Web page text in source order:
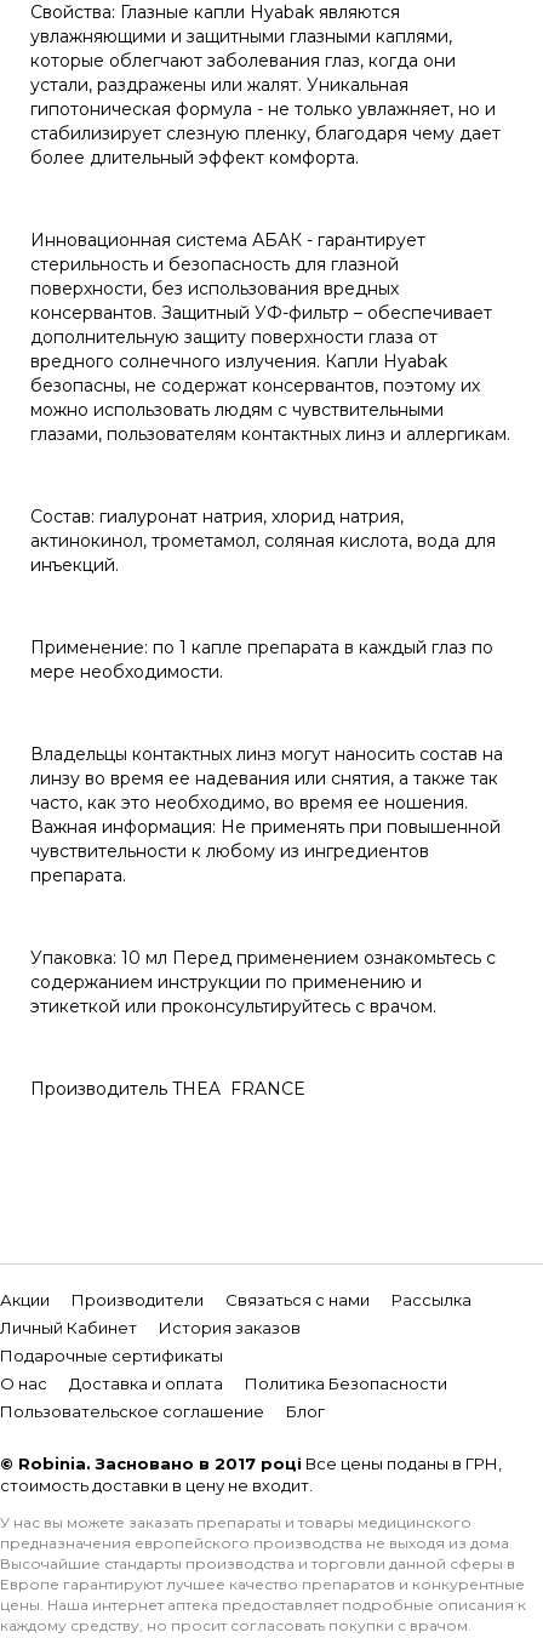
Свойства: Глазные капли Hyabak являются
увлажняющими и защитными глазными каплями,
которые облегчают заболевания глаз, когда они
устали, раздражены или жалят. Уникальная
гипотоническая формула - не только увлажняет, но и
стабилизирует слезную пленку, благодаря чему дает
более длительный эффект комфорта.
Инновационная система АБАК - гарантирует
стерильность и безопасность для глазной
поверхности, без использования вредных
консервантов. Защитный УФ-фильтр – обеспечивает
дополнительную защиту поверхности глаза от
вредного солнечного излучения. Капли Hyabak
безопасны, не содержат консервантов, поэтому их
можно использовать людям с чувствительными
глазами, пользователям контактных линз и аллергикам.
Состав: гиалуронат натрия, хлорид натрия,
актинокинол, трометамол, соляная кислота, вода для
инъекций.
Применение: по 1 капле препарата в каждый глаз по
мере необходимости.
Владельцы контактных линз могут наносить состав на
линзу во время ее надевания или снятия, а также так
часто, как это необходимо, во время ее ношения.
Важная информация: Не применять при повышенной
чувствительности к любому из ингредиентов
препарата.
Упаковка: 10 мл Перед применением ознакомьтесь с
содержанием инструкции по применению и
этикеткой или проконсультируйтесь с врачом.
Производитель THEA FRANCE
Акции Производители Связаться с нами
Рассылка
Личный Кабинет
История заказов
Подарочные сертификаты
О нас
Доставка и оплата
Политика Безопасности
Пользовательское соглашение
Блог
© Robinia. Засновано в 2017 році Все цены поданы в ГРН,
стоимость доставки в цену не входит.
У нас вы можете заказать препараты и товары медицинского
предназначения европейского производства не выходя из дома.
Высочайшие стандарты производства и торговли данной сферы в
Европе гарантируют лучшее качество препаратов и конкурентные
цены. Наша интернет аптека предоставляет подробные описания к
каждому средству, но просит согласовать покупки с врачом.